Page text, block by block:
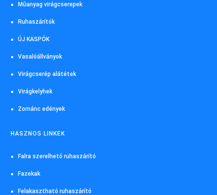
Műanyag virágcserepek
Ruhaszárítók
ÚJ KASPÓK
Vasalóállványok
Virágcserép alátétek
Virágkelyhek
Zománc edények
HASZNOS LINKEK
Falra szerelhető ruhaszárító
Fazekak
Felakasztható ruhaszárító